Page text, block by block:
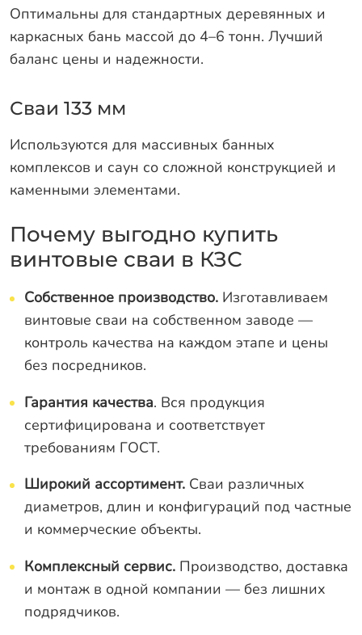
Оптимальны для стандартных деревянных и
каркасных бань массой до 4–6 тонн. Лучший
баланс цены и надежности.
Сваи 133 мм
Используются для массивных банных
комплексов и саун со сложной конструкцией и
каменными элементами.
Почему выгодно купить
винтовые сваи в КЗС
Собственное производство.Изготавливаем
винтовые сваи на собственном заводе —
контроль качества на каждом этапе и цены
без посредников.
Гарантия качества. Вся продукция
сертифицирована и соответствует
требованиям ГОСТ.
Широкий ассортимент.Сваи различных
диаметров, длин и конфигураций под частные
и коммерческие объекты.
Комплексный сервис.Производство, доставка
и монтаж в одной компании — без лишних
подрядчиков.